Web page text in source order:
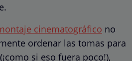
cinematográfico no
ordenar las tomas para
si eso fuera poco!),